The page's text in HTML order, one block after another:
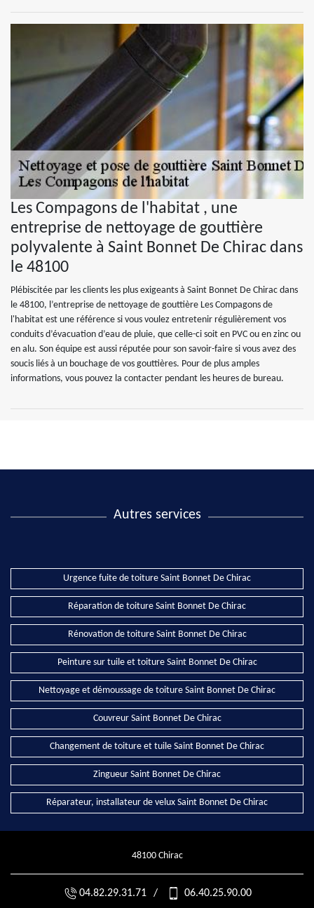
Les Compagons de l'habitat , une
entreprise de nettoyage de gouttière
polyvalente à Saint Bonnet De Chirac dans
le 48100
Plébiscitée par les clients les plus exigeants à Saint Bonnet De Chirac dans
le 48100, l’entreprise de nettoyage de gouttière Les Compagons de
l'habitat est une référence si vous voulez entretenir régulièrement vos
conduits d’évacuation d’eau de pluie, que celle-ci soit en PVC ou en zinc ou
en alu. Son équipe est aussi réputée pour son savoir-faire si vous avez des
soucis liés à un bouchage de vos gouttières. Pour de plus amples
informations, vous pouvez la contacter pendant les heures de bureau.
Autres services
Urgence fuite de toiture Saint Bonnet De Chirac
Réparation de toiture Saint Bonnet De Chirac
Rénovation de toiture Saint Bonnet De Chirac
Peinture sur tuile et toiture Saint Bonnet De Chirac
Nettoyage et démoussage de toiture Saint Bonnet De Chirac
Couvreur Saint Bonnet De Chirac
Changement de toiture et tuile Saint Bonnet De Chirac
Zingueur Saint Bonnet De Chirac
Réparateur, installateur de velux Saint Bonnet De Chirac
48100 Chirac
04.82.29.31.71 / 06.40.25.90.00